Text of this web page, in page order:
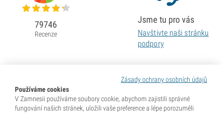
Zásady ochrany osobních údajů
Používáme cookies
V Zamnesii používáme soubory cookie, abychom zajistili správné
fungování našich stránek, uložili vaše preference a lépe porozuměli
79746
Recenze
Jsme tu pro vás
Navštivte naši stránku
podpory